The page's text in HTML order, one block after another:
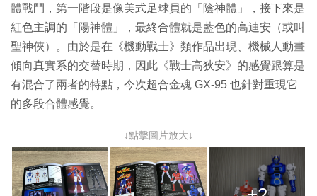
體戰鬥，第一階段是像美式足球員的「陰神體」，接下來是
紅色主調的「陽神體」，最終合體就是藍色的高迪安（或叫
聖神俠）。由於是在《機動戰士》類作品出現、機械人動畫
傾向真實系的交替時期，因此《戰士高狄安》的感覺跟算是
有混合了兩者的特點，今次超合金魂 GX-95 也針對重現它
的多段合體感覺。
↓點擊圖片放大↓